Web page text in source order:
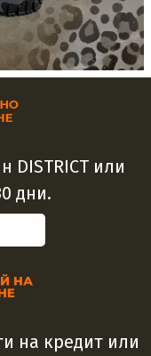
DISTRICT или
дни.
на кредит или